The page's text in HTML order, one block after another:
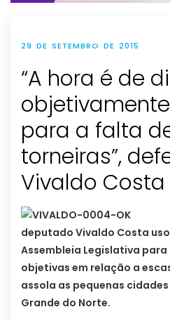
29 DE SETEMBRO DE 2015
“A hora é de
para a falta
torneiras”,
deputado Vivaldo Costa
Assembleia Legislativa
objetivas em relação a
assola as pequenas
Grande do Norte.